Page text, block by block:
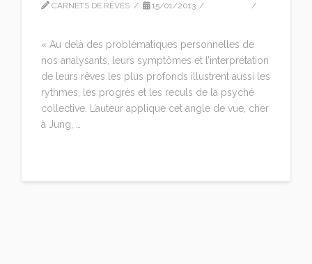
CARNETS DE RÊVES 15/01/2013
« Au delà des problématiques personnelles de
nos analysants, leurs symptômes et l’interprétation
de leurs rêves les plus profonds illustrent aussi les
rythmes, les progrès et les reculs de la psyché
collective. L’auteur applique cet angle de vue, cher
à Jung, …